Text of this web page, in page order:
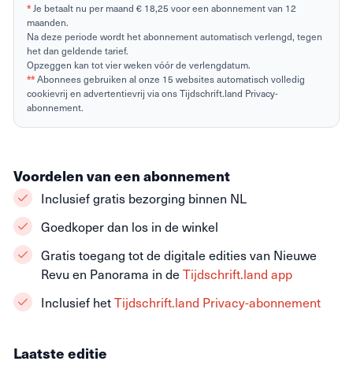
*Je betaalt nu per maand € 18,25 voor een abonnement van 12
maanden.
Na deze periode wordt het abonnement automatisch verlengd, tegen
het dan geldende tarief.
Opzeggen kan tot vier weken vóór de verlengdatum.
**Abonnees gebruiken al onze 15 websites automatisch volledig
cookievrij en advertentievrij via ons Tijdschrift.land Privacy-
abonnement.
Laatste editie
Voordelen van een abonnement
Inclusief gratis bezorging binnen NL
Goedkoper dan los in de winkel
Gratis toegang tot de digitale edities van Nieuwe
Revu en Panorama in de Tijdschrift.land app
Inclusief hetTijdschrift.land Privacy-abonnement